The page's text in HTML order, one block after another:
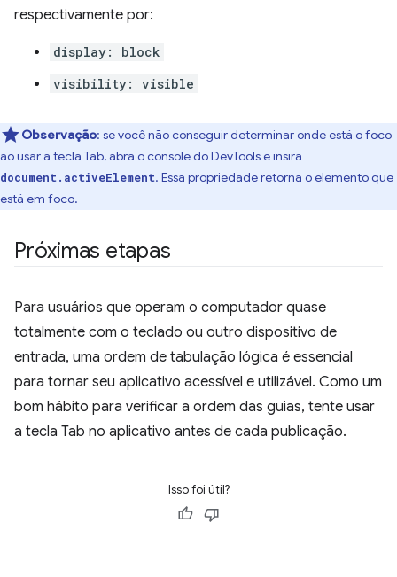
respectivamente por:
display: block
visibility: visible
Observação: se você não conseguir determinar onde está o foco
ao usar a tecla Tab, abra o console do DevTools e insira
document.activeElement. Essa propriedade retorna o elemento que
está em foco.
Próximas etapas
Para usuários que operam o computador quase
totalmente com o teclado ou outro dispositivo de
entrada, uma ordem de tabulação lógica é essencial
para tornar seu aplicativo acessível e utilizável. Como um
bom hábito para verificar a ordem das guias, tente usar
a tecla Tab no aplicativo antes de cada publicação.
Isso foi útil?